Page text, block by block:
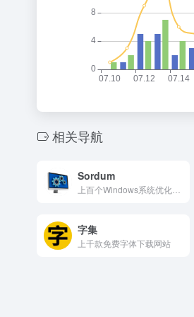
相关导航
Sordum
字集
上千款免费字体下载网站